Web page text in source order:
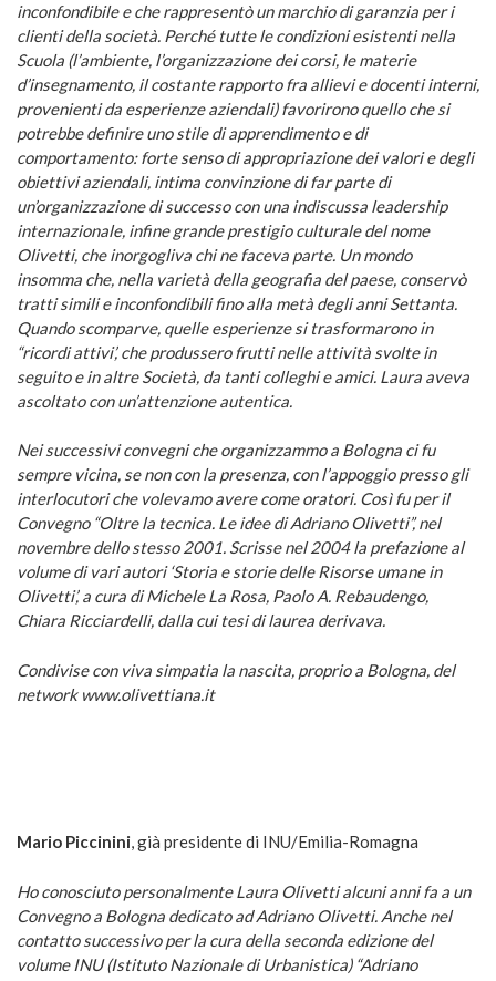
inconfondibile e che rappresentò un marchio di garanzia per i
clienti della società. Perché tutte le condizioni esistenti nella
Scuola (l’ambiente, l’organizzazione dei corsi, le materie
d’insegnamento, il costante rapporto fra allievi e docenti interni,
provenienti da esperienze aziendali) favorirono quello che si
potrebbe definire uno stile di apprendimento e di
comportamento: forte senso di appropriazione dei valori e degli
obiettivi aziendali, intima convinzione di far parte di
un’organizzazione di successo con una indiscussa leadership
internazionale, infine grande prestigio culturale del nome
Olivetti, che inorgogliva chi ne faceva parte. Un mondo
insomma che, nella varietà della geografia del paese, conservò
tratti simili e inconfondibili fino alla metà degli anni Settanta.
Quando scomparve, quelle esperienze si trasformarono in
“ricordi attivi’, che produssero frutti nelle attività svolte in
seguito e in altre Società, da tanti colleghi e amici. Laura aveva
ascoltato con un’attenzione autentica.
Nei successivi convegni che organizzammo a Bologna ci fu
sempre vicina, se non con la presenza, con l’appoggio presso gli
interlocutori che volevamo avere come oratori. Così fu per il
Convegno “Oltre la tecnica. Le idee di Adriano Olivetti”, nel
novembre dello stesso 2001. Scrisse nel 2004 la prefazione al
volume di vari autori ‘Storia e storie delle Risorse umane in
Olivetti’, a cura di Michele La Rosa, Paolo A. Rebaudengo,
Chiara Ricciardelli, dalla cui tesi di laurea derivava.
Condivise con viva simpatia la nascita, proprio a Bologna, del
network www.olivettiana.it
Mario Piccinini, già presidente di INU/Emilia-Romagna
Ho conosciuto personalmente Laura Olivetti alcuni anni fa a un
Convegno a Bologna dedicato ad Adriano Olivetti. Anche nel
contatto successivo per la cura della seconda edizione del
volume INU (Istituto Nazionale di Urbanistica) “Adriano